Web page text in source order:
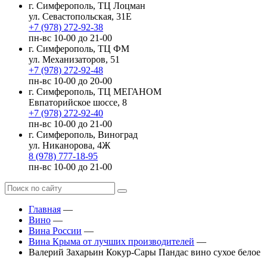
г. Симферополь, ТЦ Лоцман
ул. Севастопольская, 31Е
+7 (978) 272-92-38
пн-вс 10-00 до 21-00
г. Симферополь, ТЦ ФМ
ул. Механизаторов, 51
+7 (978) 272-92-48
пн-вс 10-00 до 20-00
г. Симферополь, ТЦ МЕГАНОМ
Евпаторийское шоссе, 8
+7 (978) 272-92-40
пн-вс 10-00 до 21-00
г. Симферополь, Виноград
ул. Никанорова, 4Ж
8 (978) 777-18-95
пн-вс 10-00 до 21-00
Главная —
Вино —
Вина России —
Вина Крыма от лучших производителей —
Валерий Захарьин Кокур-Сары Пандас вино сухое белое